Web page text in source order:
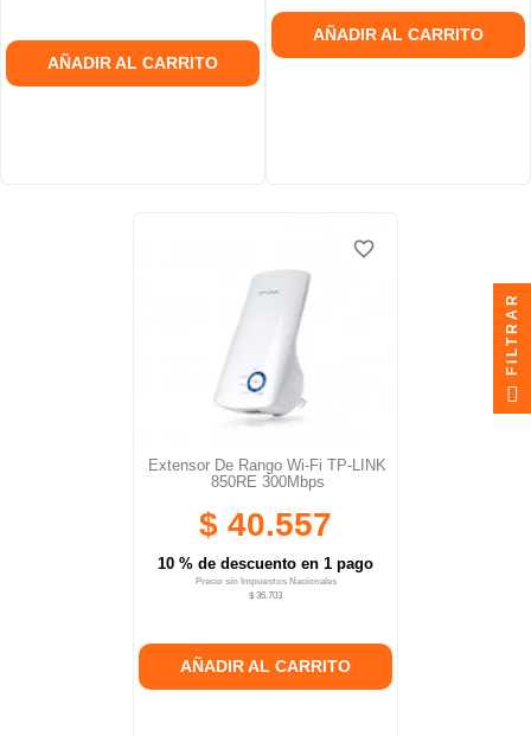
AÑADIR AL CARRITO
AÑADIR AL CARRITO
Extensor De Rango Wi-Fi TP-LINK
850RE 300Mbps
$ 40.557
10 % de descuento en 1 pago
Precio sin Impuestos Nacionales
$ 36.703
AÑADIR AL CARRITO
favorite_border
favorite_border
FILTRAR